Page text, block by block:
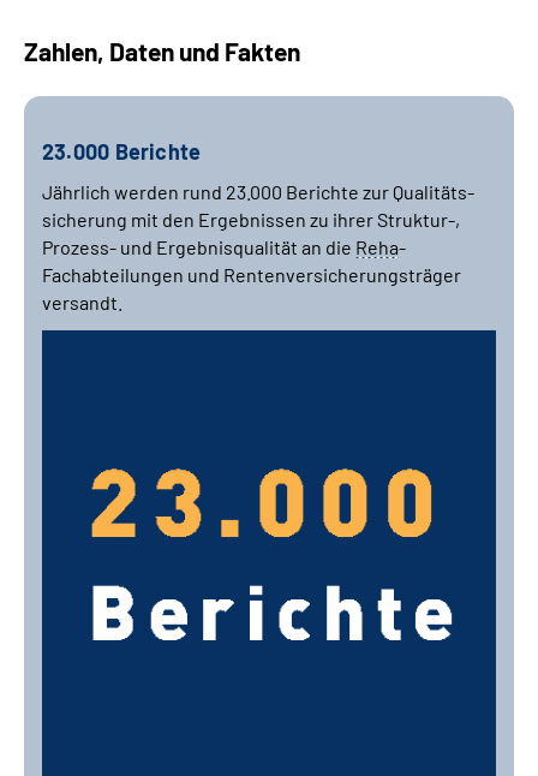
Zahlen, Daten und Fakten
23.000 Berichte
Jährlich werden rund 23.000 Berichte zur Qualitäts­
sicherung mit den Ergebnissen zu ihrer Struktur-,
Prozess- und Ergebnisqualität an die Reha-
Fachabteilungen und Renten­versicherungs­träger
versandt.